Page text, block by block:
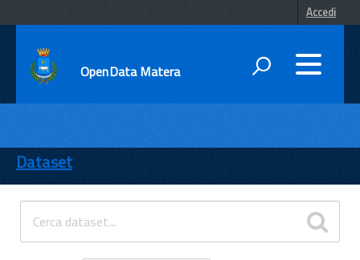
Accedi
OpenData Matera
ENTI
TEMI
INFORMAZIONI
Dataset